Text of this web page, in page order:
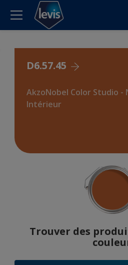
D6.57.45
AkzoNobel Color Studio -
Intérieur
Trouver des